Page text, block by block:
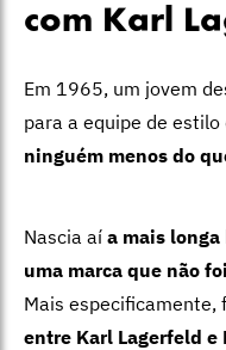
com Karl
Em 1965, um jovem
para a equipe de estilo
ninguém menos do
Nascia aí a mais
uma marca que não
Mais especificamente,
entre Karl Lagerfeld e